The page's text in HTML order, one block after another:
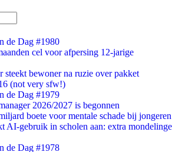
de Dag #1980
cel voor afpersing 12-jarige
steekt bewoner na ruzie over pakket
(not very sfw!)
de Dag #1979
2026/2027 is begonnen
boete voor mentale schade bij jongeren
AI-gebruik in scholen aan: extra mondelinge
de Dag #1978